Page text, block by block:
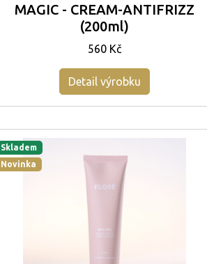
MAGIC - CREAM-ANTIFRIZZ
(200ml)
560 Kč
Detail výrobku
Skladem
Novinka